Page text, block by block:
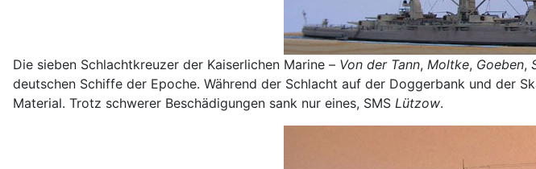
Die sieben Schlachtkreuzer der Kaiserlichen Marine – Von der Tann, Moltke, Goeben,
deutschen Schiffe der Epoche. Während der Schlacht auf der Doggerbank und der
Material. Trotz schwerer Beschädigungen sank nur eines, SMS Lützow.